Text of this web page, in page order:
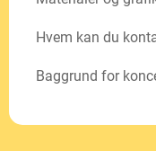
Hvem kan du
Baggrund for